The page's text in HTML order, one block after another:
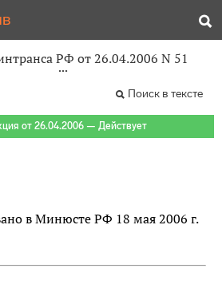
РФ от 26.04.2006 N 51
Поиск в тексте
от 26.04.2006 — Действует
в Минюсте РФ 18 мая 2006 г.